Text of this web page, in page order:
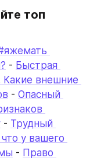
топ
- Быстрая
Какие внешние
- Опасный
- Трудный
у вашего
- Право